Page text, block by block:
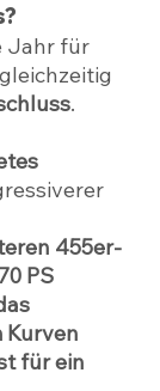
Jahr für
.
455er-
PS
Kurven
für ein